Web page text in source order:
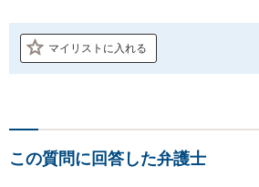
マイリストに入れる
この質問に回答した弁護士